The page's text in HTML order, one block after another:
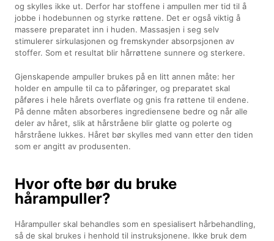
og skylles ikke ut. Derfor har stoffene i ampullen mer tid til å
jobbe i hodebunnen og styrke røttene. Det er også viktig å
massere preparatet inn i huden. Massasjen i seg selv
stimulerer sirkulasjonen og fremskynder absorpsjonen av
stoffer. Som et resultat blir hårrøttene sunnere og sterkere.
Gjenskapende ampuller brukes på en litt annen måte: her
holder en ampulle til ca to påføringer, og preparatet skal
påføres i hele hårets overflate og gnis fra røttene til endene.
På denne måten absorberes ingrediensene bedre og når alle
deler av håret, slik at hårstråene blir glatte og polerte og
hårstråene lukkes. Håret bør skylles med vann etter den tiden
som er angitt av produsenten.
Hvor ofte bør du bruke
hårampuller?
Hårampuller skal behandles som en spesialisert hårbehandling,
så de skal brukes i henhold til instruksjonene. Ikke bruk dem